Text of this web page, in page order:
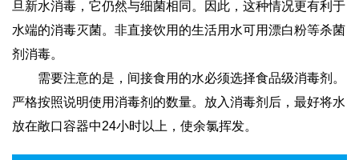
旦新水消毒，它仍然与细菌相同。因此，这种情况更有利于
水端的消毒灭菌。非直接饮用的生活用水可用漂白粉等杀菌
剂消毒。
需要注意的是，间接食用的水必须选择食品级消毒剂。
严格按照说明使用消毒剂的数量。放入消毒剂后，最好将水
放在敞口容器中24小时以上，使余氯挥发。